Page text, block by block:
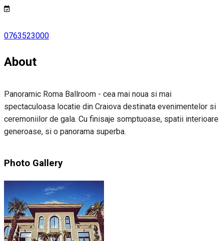
0763523000
About
Panoramic Roma Ballroom - cea mai noua si mai
spectaculoasa locatie din Craiova destinata evenimentelor si
ceremoniilor de gala. Cu finisaje somptuoase, spatii interioare
generoase, si o panorama superba.
Photo Gallery